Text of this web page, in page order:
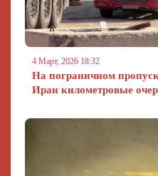
4 Март, 2026 18:32
На пограничном
Иран километровые